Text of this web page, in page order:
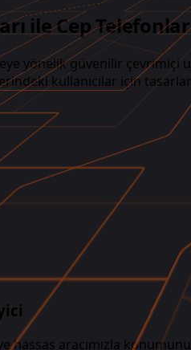
ile Cep
yönelik güvenilir çevrimiçi
kullanıcılar için
hassas aracımızla